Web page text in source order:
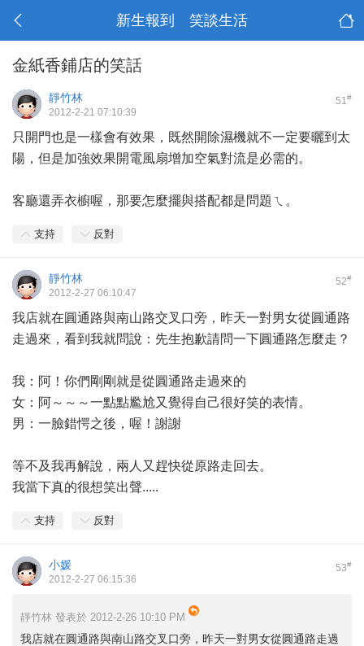
新生報到 笑談生活
金紙香鋪店的笑話
51#
靜竹林
2012-2-21 07:10:39
只開門也是一樣會有效果，既然開除濕機就不一定要曬到太
陽，但是加強效果開電風扇增加空氣對流是必需的。
客廳還弄衣櫥喔，那要怎麼擺與搭配都是問題ㄟ。
支持 反對
52#
靜竹林
2012-2-27 06:10:47
我店就在圓通路與南山路交叉口旁，昨天一對男女從圓通路
走過來，看到我就問說：先生抱歉請問一下圓通路怎麼走？
我：阿！你們剛剛就是從圓通路走過來的
女：阿～～～一點點尷尬又覺得自己很好笑的表情。
男：一臉錯愕之後，喔！謝謝
等不及我再解說，兩人又趕快從原路走回去。
我當下真的很想笑出聲.....
支持 反對
53#
小媛
2012-2-27 06:15:36
靜竹林 發表於 2012-2-26 10:10 PM
我店就在圓通路與南山路交叉口旁，昨天一對男女從圓通路走過